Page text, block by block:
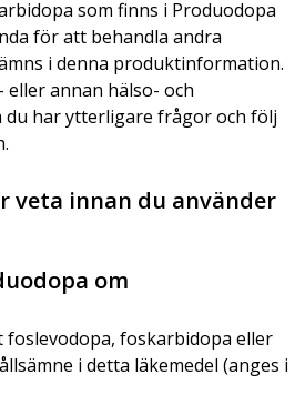
som finns i Produodopa
för att behandla andra
i denna produktinformation.
eller annan hälso- och
du har ytterligare frågor och följ
veta innan du använder
om
foslevodopa, foskarbidopa eller
i detta läkemedel (anges i